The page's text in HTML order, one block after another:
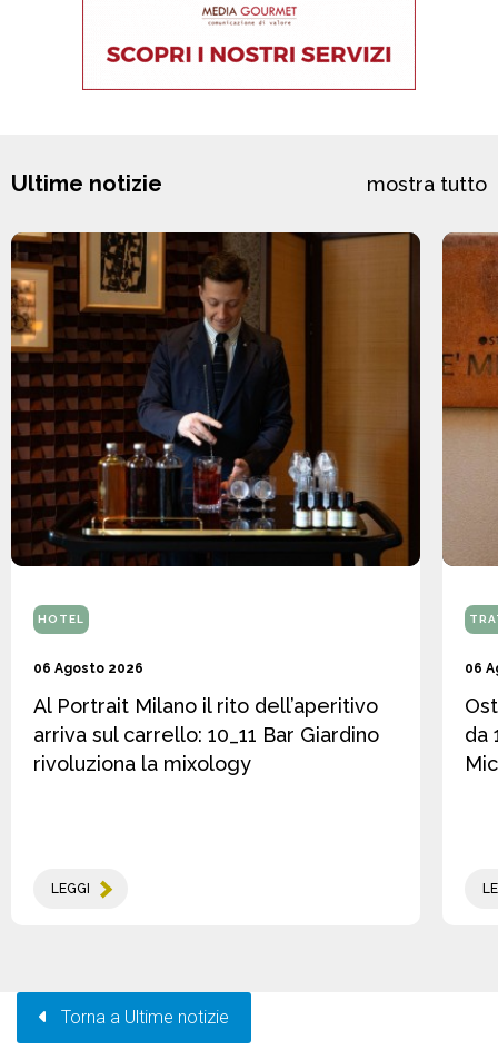
Ultime notizie mostra tutto
HOTEL
06 Agosto 2026
Al Portrait Milano il rito dell’aperitivo
arriva sul carrello: 10_11 Bar Giardino
rivoluziona la mixology
LEGGI
06
da
Torna a Ultime notizie